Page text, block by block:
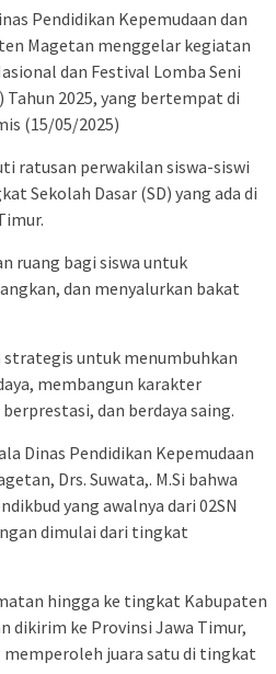
Pendidikan Kepemudaan dan
Magetan menggelar kegiatan
dan Festival Lomba Seni
Tahun 2025, yang bertempat di
(15/05/2025)
ratusan perwakilan siswa-siswi
Sekolah Dasar (SD) yang ada di
ruang bagi siswa untuk
dan menyalurkan bakat
strategis untuk menumbuhkan
membangun karakter
dan berdaya saing.
Dinas Pendidikan Kepemudaan
Drs. Suwata,. M.Si bahwa
yang awalnya dari 02SN
dimulai dari tingkat
hingga ke tingkat Kabupaten
dikirim ke Provinsi Jawa Timur,
juara satu di tingkat